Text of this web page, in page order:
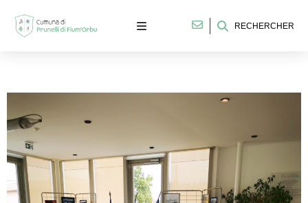
RECHERCHER